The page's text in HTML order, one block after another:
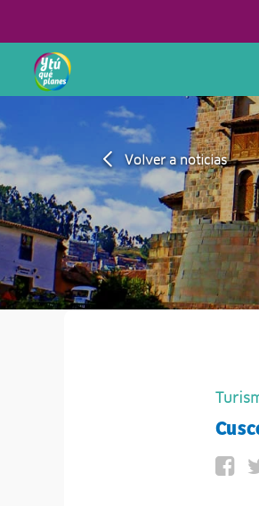
Volver a noticias